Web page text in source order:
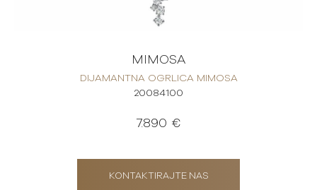
MIMOSA
DIJAMANTNA OGRLICA MIMOSA
20084100
7.890 €
KONTAKTIRAJTE NAS